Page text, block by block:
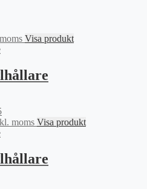
Visa produkt
kr.
moms Visa produkt